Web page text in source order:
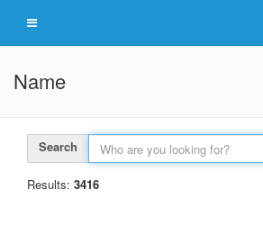
Name
Search
Results: 3416